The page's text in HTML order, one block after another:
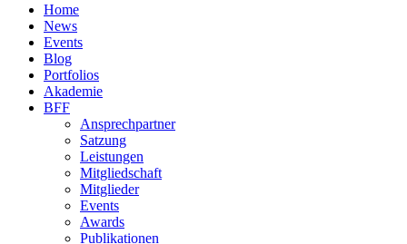
Home
News
Events
Blog
Portfolios
Akademie
BFF
Ansprechpartner
Satzung
Leistungen
Mitgliedschaft
Mitglieder
Events
Awards
Publikationen